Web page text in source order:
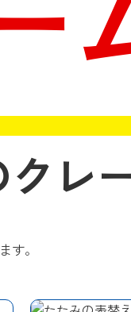
レ
す。